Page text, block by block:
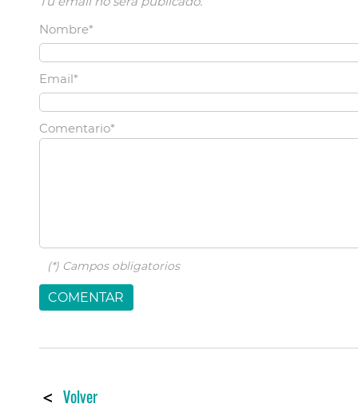
Nombre*
Email*
Comentario*
(*) Campos obligatorios
COMENTAR
< Volver